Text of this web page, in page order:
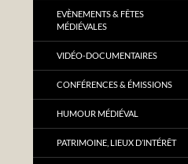
EVÈNEMENTS & FÊTES
MÉDIÉVALES
VIDÉO-DOCUMENTAIRES
CONFÉRENCES & ÉMISSIONS
HUMOUR MÉDIÉVAL
PATRIMOINE, LIEUX D’INTÉRÊT